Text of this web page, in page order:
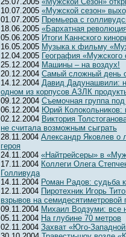
10.07.2005 «Мужской сезон»
01.07.2005 Премьера с
18.06.2005 «Бархатная
05.06.2005 Итоги Каннского
16.05.2005 Музыка к фильму
12.04.2005 География «Мужского
25.12.2004 Машины – на воздух!
20.12.2004 Самый сложный день
14.12.2004 Давид Дадунашвили:
одном из корпусов АЗЛК
09.12.2004 Съемочная группа
06.12.2004 Юрий Колокольников:
02.12.2004 Виктория
не считала возможным сыграть
28.11.2004 Александр Яковлев о
героя
24.11.2004 «Найтрейсеры» в
17.11.2004 Коллеги Олега
Голливуда
14.11.2004 Роман Радов: судьба
12.11.2004 Пиротехник Игорь
взрывов на семидесятиметровой
09.11.2004 Михаил Водзуми: все
05.11.2004 На глубине 70 метров
02.11.2004 Захват «Юго-